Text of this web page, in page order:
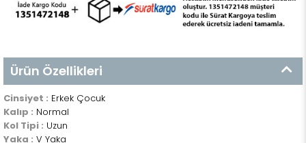
Ürün Özellikleri
Cinsiyet : Erkek Çocuk
Kalıp : Normal
Kol Tipi : Uzun
Yaka : V Yaka